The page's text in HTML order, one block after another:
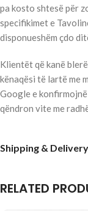
pa kosto shtesë për
specifikimet e
disponueshëm çdo
Klientët që kanë
kënaqësi të lartë me
Google e
qëndron vite me
Shipping & Delivery
RELATED